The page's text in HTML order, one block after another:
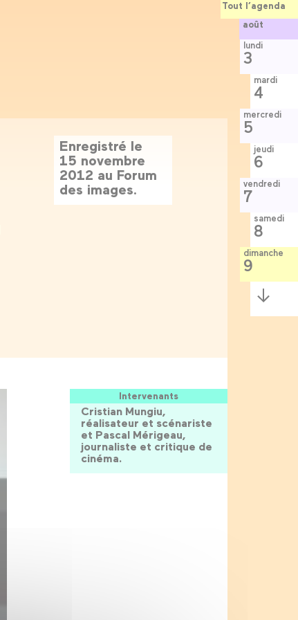
Enregistré le
15 novembre
2012 au Forum
des images.
Intervenants
Cristian Mungiu,
réalisateur et scénariste
et Pascal Mérigeau,
journaliste et critique de
cinéma.
Tout l’agenda
août
lundi
3
mardi
4
mercredi
5
jeudi
6
vendredi
7
samedi
8
dimanche
9
Semaine
suivante